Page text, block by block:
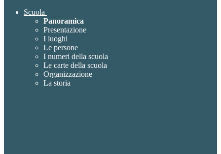
Scuola
Panoramica
Presentazione
I luoghi
Le persone
I numeri della scuola
Le carte della scuola
Organizzazione
La storia